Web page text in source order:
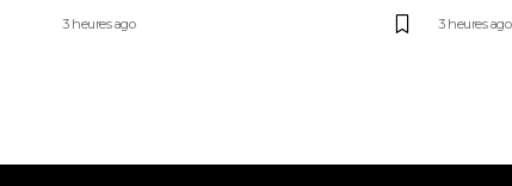
3 heures ago 3 heures ago